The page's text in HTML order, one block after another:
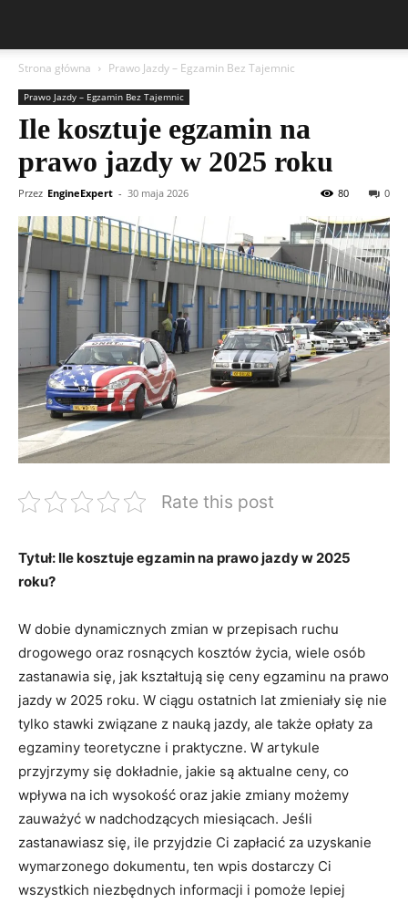
Strona główna Prawo Jazdy – Egzamin Bez Tajemnic
Prawo Jazdy – Egzamin Bez Tajemnic
Ile kosztuje egzamin na
prawo jazdy w 2025 roku
Przez EngineExpert - 30 maja 2026 0
80
Rate this post
Tytuł:⁢ Ile kosztuje egzamin na prawo jazdy‍ w 2025
⁣roku?
W dobie dynamicznych zmian w przepisach ruchu
drogowego oraz rosnących kosztów życia, wiele osób⁤
zastanawia się, jak kształtują⁤ się ceny⁤ egzaminu na prawo
jazdy w 2025 roku. W ciągu ostatnich lat zmieniały się nie
⁢tylko stawki związane z nauką jazdy, ale także‌ opłaty za
egzaminy teoretyczne i ⁢praktyczne. ​W artykule
przyjrzymy się dokładnie, jakie są aktualne ceny,‌ co
wpływa⁢ na ich wysokość oraz jakie​ zmiany możemy
zauważyć w nadchodzących miesiącach. Jeśli​
zastanawiasz się, ile⁢ przyjdzie‌ Ci zapłacić za uzyskanie
wymarzonego dokumentu, ten wpis dostarczy Ci
wszystkich niezbędnych informacji i pomoże lepiej ​